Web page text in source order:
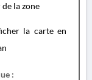
la zone
la carte en
: